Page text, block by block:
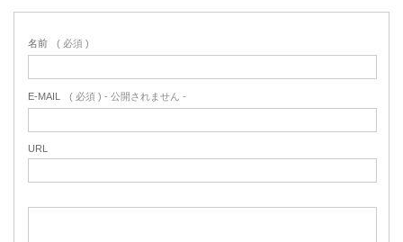
名前 ( 必須 )
E-MAIL ( 必須 ) - 公開されません -
URL